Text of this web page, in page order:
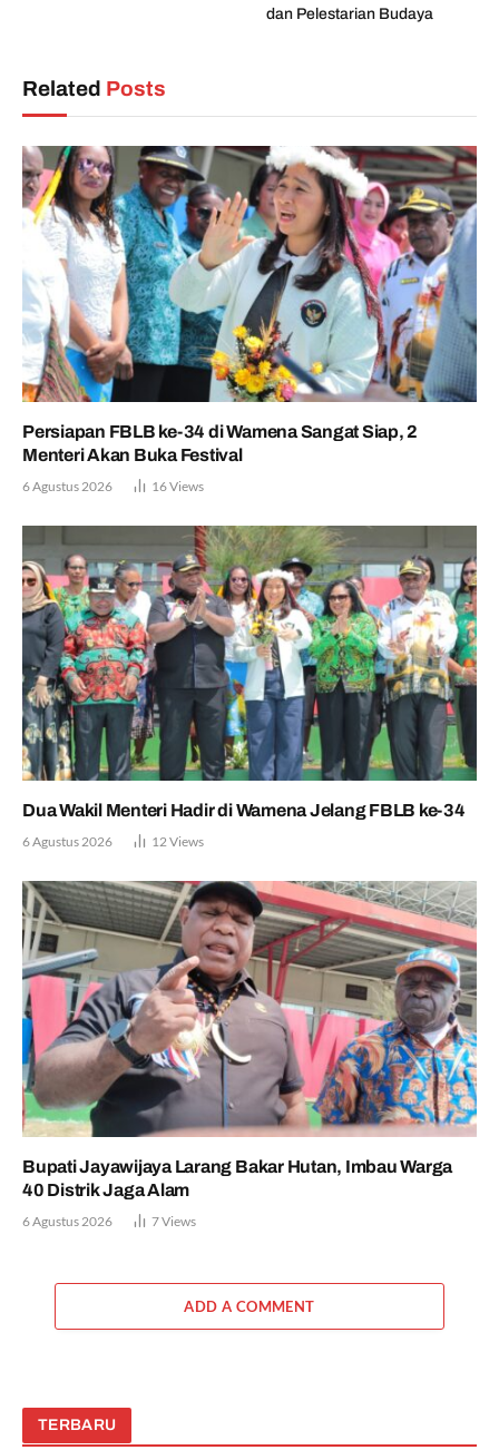
dan Pelestarian Budaya
Related Posts
Persiapan FBLB ke-34 di Wamena Sangat Siap, 2
Menteri Akan Buka Festival
6 Agustus 2026 16Views
Dua Wakil Menteri Hadir di Wamena Jelang FBLB ke-34
6 Agustus 2026 12Views
Bupati Jayawijaya Larang Bakar Hutan, Imbau Warga
40 Distrik Jaga Alam
6 Agustus 2026 7Views
ADD A COMMENT
TERBARU